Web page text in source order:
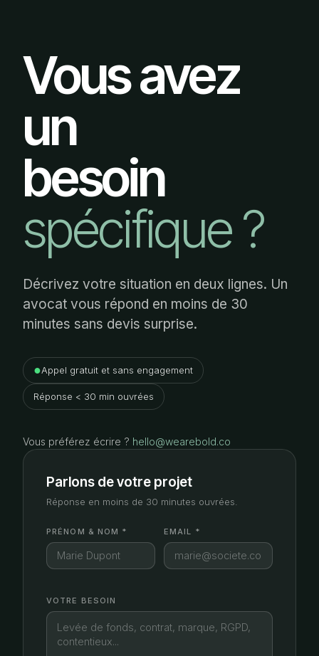
Vous avez
un
besoin
spécifique ?
Décrivez votre situation en deux lignes. Un
avocat vous répond en moins de 30
minutes sans devis surprise.
●Appel gratuit et sans engagement
Réponse < 30 min ouvrées
Vous préférez écrire ? hello@wearebold.co
Parlons de votre projet
Réponse en moins de 30 minutes ouvrées.
PRÉNOM & NOM * EMAIL *
VOTRE BESOIN